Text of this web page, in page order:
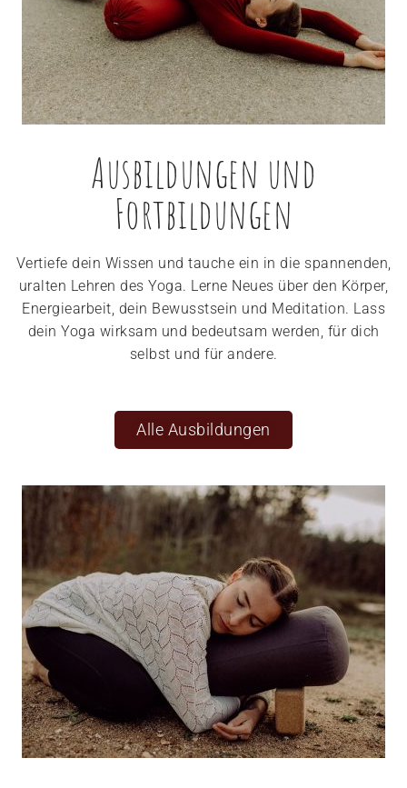
Ausbildungen und
Fortbildungen
Vertiefe dein Wissen und tauche ein in die spannenden,
uralten Lehren des Yoga. Lerne Neues über den Körper,
Energiearbeit, dein Bewusstsein und Meditation. Lass
dein Yoga wirksam und bedeutsam werden, für dich
selbst und für andere.
Alle Ausbildungen